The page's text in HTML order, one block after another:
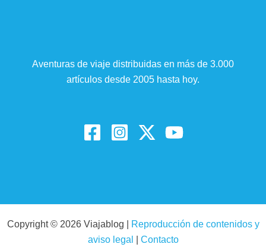
Aventuras de viaje distribuidas en más de 3.000
artículos desde 2005 hasta hoy.
Copyright © 2026 Viajablog |
Reproducción de contenidos y
aviso legal
Contacto